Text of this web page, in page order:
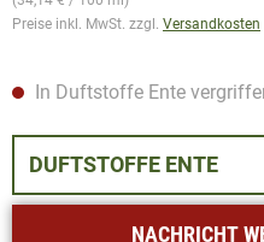
Preise inkl. MwSt. zzgl. Versandkosten
In Duftstoffe Ente
DUFTSTOFFE ENTE
NACHRICHT